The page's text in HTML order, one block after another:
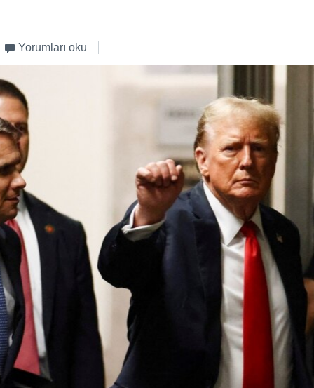
Yorumları oku